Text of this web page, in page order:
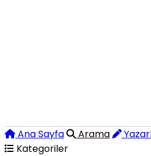
Ana Sayfa Arama
Kategoriler